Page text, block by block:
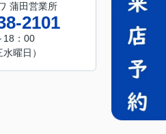
蒲田営業所
2101
18：00
水曜日）